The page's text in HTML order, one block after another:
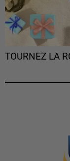
TOURNEZ LA